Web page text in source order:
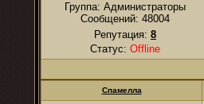
Группа: Администраторы
Сообщений: 48004
Репутация: 8
Статус: Offline
Спамелла